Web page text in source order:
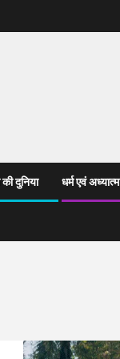
दुनिया धर्म एवं अध्यात्म